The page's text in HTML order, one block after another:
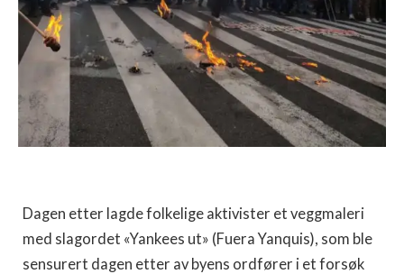
Dagen etter lagde folkelige aktivister et veggmaleri
med slagordet «Yankees ut» (Fuera Yanquis), som ble
sensurert dagen etter av byens ordfører i et forsøk